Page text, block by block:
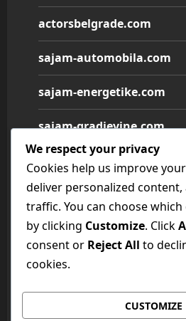
actorsbelgrade.com
sajam-automobila.com
sajam-energetike.com
sajam-gradjevine.com
sajam-medicine.com
sajam-namestaja.com
sajam-poljoprivrede.com
sajam-tehnike.com
sajam-turizma.com
We respect your privacy
Cookies help us improve
deliver personalized content,
traffic. You can choose
by clicking Customize. Click
consent or Reject All to
cookies.
CUSTOMIZE